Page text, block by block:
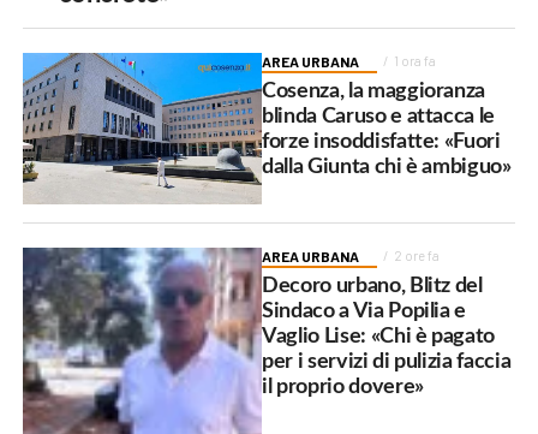
AREA URBANA 1 ora fa
Cosenza, la maggioranza
blinda Caruso e attacca le
forze insoddisfatte: «Fuori
dalla Giunta chi è ambiguo»
AREA URBANA 2 ore fa
Decoro urbano, Blitz del
Sindaco a Via Popilia e
Vaglio Lise: «Chi è pagato
per i servizi di pulizia faccia
il proprio dovere»